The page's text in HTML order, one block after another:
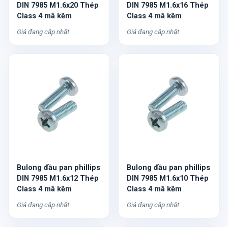
DIN 7985 M1.6x20 Thép
Class 4 mã kẽm
Giá đang cập nhật
DIN 7985 M1.6x16 Thép
Class 4 mã kẽm
Giá đang cập nhật
Bulong đầu pan phillips
DIN 7985 M1.6x12 Thép
Class 4 mã kẽm
Giá đang cập nhật
Bulong đầu pan phillips
DIN 7985 M1.6x10 Thép
Class 4 mã kẽm
Giá đang cập nhật